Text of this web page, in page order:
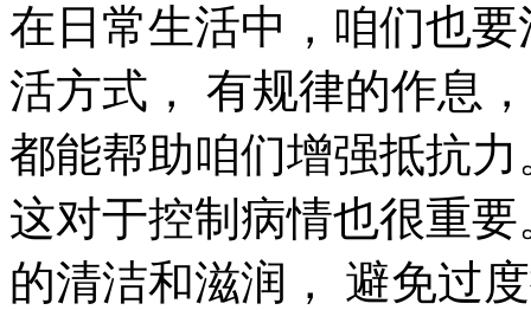
在日常生活中，咱们也
活方式， 有规律的作息
都能帮助咱们增强抵抗
这对于控制病情也很重
的清洁和滋润， 避免过